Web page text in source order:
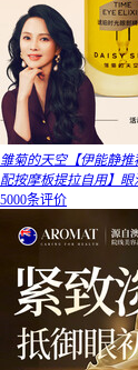
雏菊的天空【伊能静
配按摩板提拉自用】眼
5000条评价